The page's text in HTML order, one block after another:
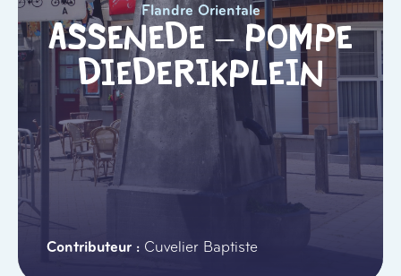
Flandre Orientale
Assenede – Pompe
Diederikplein
Cuvelier Baptiste